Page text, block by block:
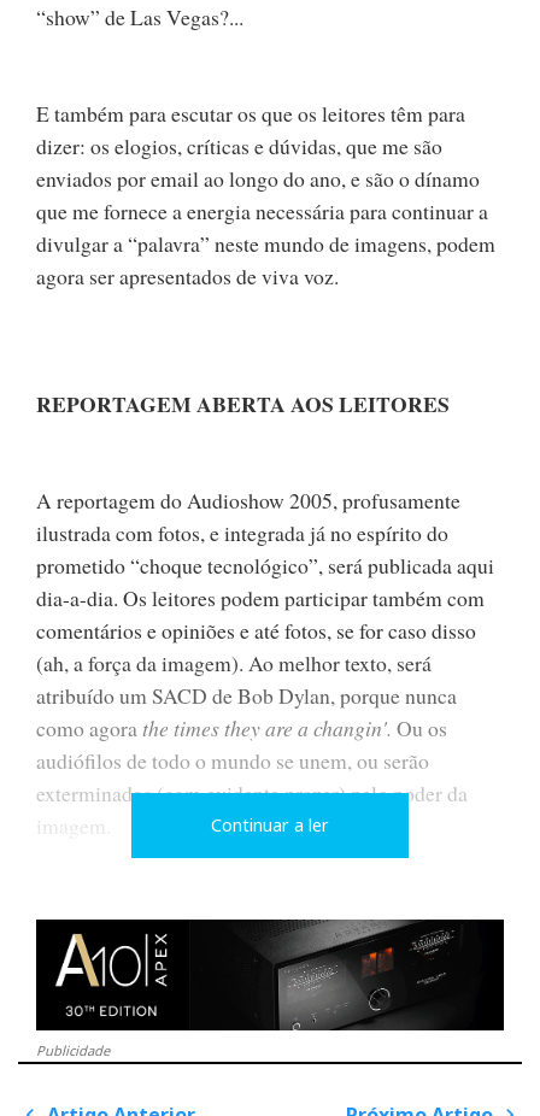
“show” de Las Vegas?...
E também para escutar os que os leitores têm para
dizer: os elogios, críticas e dúvidas, que me são
enviados por email ao longo do ano, e são o dínamo
que me fornece a energia necessária para continuar a
divulgar a “palavra” neste mundo de imagens, podem
agora ser apresentados de viva voz.
REPORTAGEM ABERTA AOS LEITORES
A reportagem do Audioshow 2005, profusamente
ilustrada com fotos, e integrada já no espírito do
prometido “choque tecnológico”, será publicada aqui
dia-a-dia. Os leitores podem participar também com
comentários e opiniões e até fotos, se for caso disso
(ah, a força da imagem). Ao melhor texto, será
atribuído um SACD de Bob Dylan, porque nunca
como agora the times they are a changin'. Ou os
audiófilos de todo o mundo se unem, ou serão
exterminados (com evidente prazer) pelo poder da
imagem.
UMA QUESTÃO CULTURAL
O Audioshow é uma iniciativa da revista Audio, de
Continuar a ler
Publicidade